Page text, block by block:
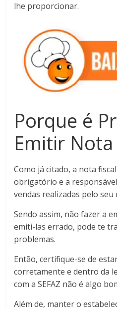
lhe proporcionar.
Porque é
Emitir Nota
Como já citado, a nota
obrigatório e a
vendas realizadas pelo seu
Sendo assim, não fazer a
emiti-las errado, pode te
problemas.
Então, certifique-se de
corretamente e dentro da
com a SEFAZ não é algo
Além de, manter o